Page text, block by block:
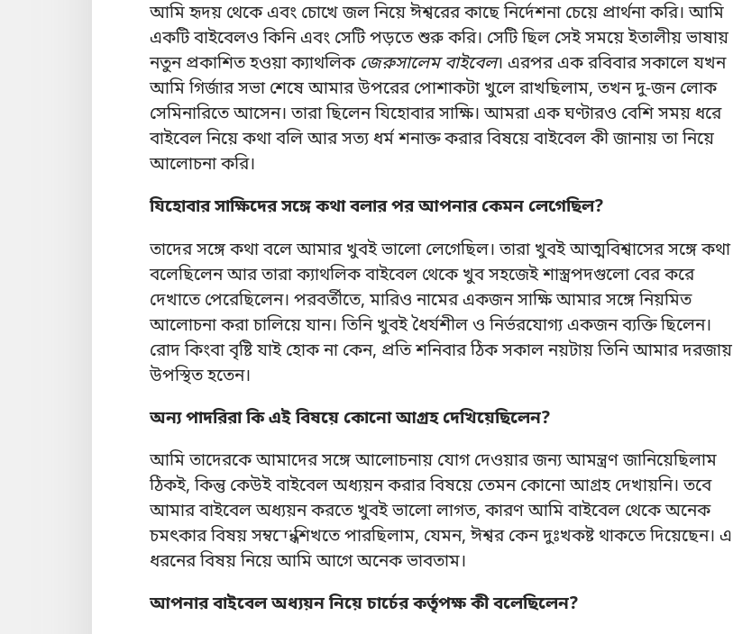
আমি হৃদয় থেকে এবং চোখে জল নিয়ে ঈশ্বরের কাছে নির্দেশনা চেয়ে প্রার্থনা করি। আমি
একটি বাইবেলও কিনি এবং সেটি পড়তে শুরু করি। সেটি ছিল সেই সময়ে ইতালীয় ভাষায়
নতুন প্রকাশিত হওয়া ক্যাথলিক জেরুসালেম বাইবেল। এরপর এক রবিবার সকালে যখন
আমি গির্জার সভা শেষে আমার উপরের পোশাকটা খুলে রাখছিলাম, তখন দু-জন লোক
সেমিনারিতে আসেন। তারা ছিলেন যিহোবার সাক্ষি। আমরা এক ঘণ্টারও বেশি সময় ধরে
বাইবেল নিয়ে কথা বলি আর সত্য ধর্ম শনাক্ত করার বিষয়ে বাইবেল কী জানায় তা নিয়ে
আলোচনা করি।
যিহোবার সাক্ষিদের সঙ্গে কথা বলার পর আপনার কেমন লেগেছিল?
তাদের সঙ্গে কথা বলে আমার খুবই ভালো লেগেছিল। তারা খুবই আত্মবিশ্বাসের সঙ্গে কথা
বলেছিলেন আর তারা ক্যাথলিক বাইবেল থেকে খুব সহজেই শাস্ত্রপদগুলো বের করে
দেখাতে পেরেছিলেন। পরবর্তীতে, মারিও নামের একজন সাক্ষি আমার সঙ্গে নিয়মিত
আলোচনা করা চালিয়ে যান। তিনি খুবই ধৈর্যশীল ও নির্ভরযোগ্য একজন ব্যক্তি ছিলেন।
রোদ কিংবা বৃষ্টি যাই হোক না কেন, প্রতি শনিবার ঠিক সকাল নয়টায় তিনি আমার দরজায়
উপস্থিত হতেন।
অন্য পাদরিরা কি এই বিষয়ে কোনো আগ্রহ দেখিয়েছিলেন?
আমি তাদেরকে আমাদের সঙ্গে আলোচনায় যোগ দেওয়ার জন্য আমন্ত্রণ জানিয়েছিলাম
ঠিকই, কিন্তু কেউই বাইবেল অধ্যয়ন করার বিষয়ে তেমন কোনো আগ্রহ দেখায়নি। তবে
আমার বাইবেল অধ্যয়ন করতে খুবই ভালো লাগত, কারণ আমি বাইবেল থেকে অনেক
চমৎকার বিষয় সম্বন্ধে শিখতে পারছিলাম, যেমন, ঈশ্বর কেন দুঃখকষ্ট থাকতে দিয়েছেন। এ
ধরনের বিষয় নিয়ে আমি আগে অনেক ভাবতাম।
আপনার বাইবেল অধ্যয়ন নিয়ে চার্চের কর্তৃপক্ষ কী বলেছিলেন?